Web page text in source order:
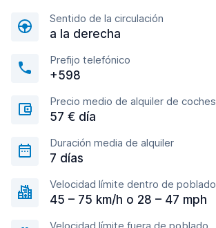
Sentido de la circulación
a la derecha
Prefijo telefónico
+598
Precio medio de alquiler de coches
57 € día
Duración media de alquiler
7 días
Velocidad límite dentro de poblado
45 – 75 km/h o 28 – 47 mph